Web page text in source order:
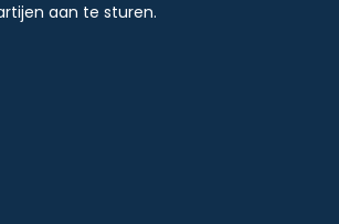
aan te sturen.